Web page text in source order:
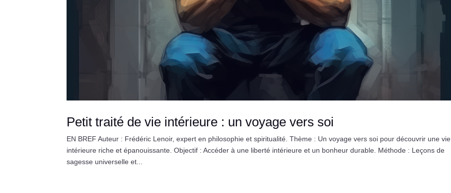
Petit traité de vie intérieure : un voyage vers soi
EN BREF Auteur : Frédéric Lenoir, expert en philosophie et spiritualité. Thème : Un voyage vers soi pour découvrir une vie
intérieure riche et épanouissante. Objectif : Accéder à une liberté intérieure et un bonheur durable. Méthode : Leçons de
sagesse universelle et...